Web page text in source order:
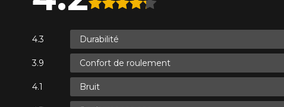
Durabilité
Confort de roulement
Bruit
*Attention cette dimension représente